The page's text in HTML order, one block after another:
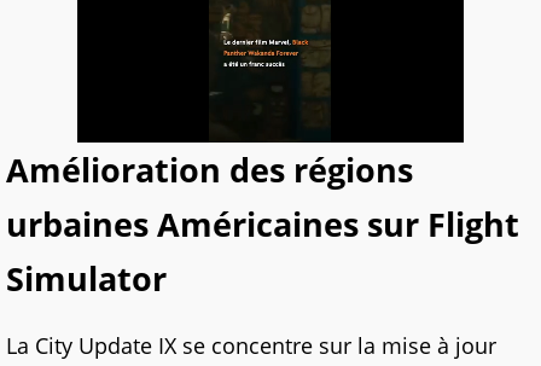
Amélioration des régions
urbaines Américaines sur Flight
Simulator
La City Update IX se concentre sur la mise à jour